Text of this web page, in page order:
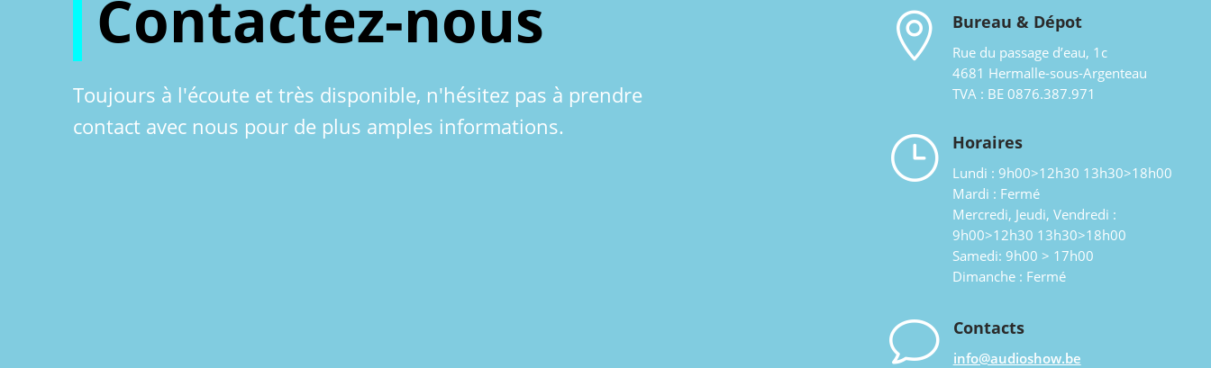
Contactez-nous
Toujours à l'écoute et très disponible, n'hésitez pas à prendre
contact avec nous pour de plus amples informations.
 Bureau & Dépot
Rue du passage d’eau, 1c
4681 Hermalle-sous-Argenteau
TVA : BE 0876.387.971
} Horaires
Lundi : 9h00>12h30 13h30>18h00
Mardi : Fermé
Mercredi, Jeudi, Vendredi :
9h00>12h30 13h30>18h00
Samedi: 9h00 > 17h00
Dimanche : Fermé
v Contacts
info@audioshow.be